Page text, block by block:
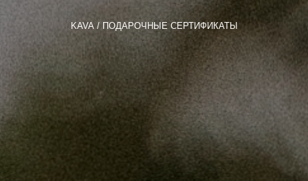
KAVA ПОДАРОЧНЫЕ СЕРТИФИКАТЫ